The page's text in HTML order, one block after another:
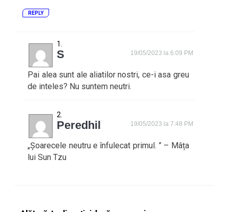
REPLY
S 19/05/2023 la 6:09 PM
Pai alea sunt ale aliatilor nostri, ce-i asa greu
de inteles? Nu suntem neutri.
Peredhil 19/05/2023 la 7:48 PM
„Șoarecele neutru e înfulecat primul. ” – Mâța
lui Sun Tzu